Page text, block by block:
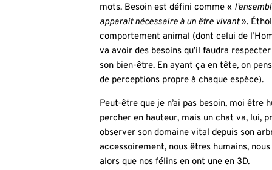
mots. Besoin est défini comme «
apparait nécessaire à un être vivant».
comportement animal (dont celui de
va avoir des besoins qu’il faudra
son bien-être. En ayant ça en tête, on
de perceptions propre à chaque espèce).
Peut-être que je n’ai pas besoin, moi être
percher en hauteur, mais un chat va, lui,
observer son domaine vital depuis son
accessoirement, nous êtres humains,
alors que nos félins en ont une en 3D.